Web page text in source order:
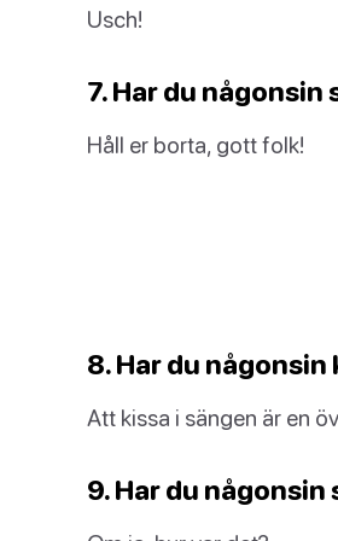
Usch!
7. Har du
Håll er borta, gott folk!
8. Har du
Att kissa i sängen är en
9. Har du